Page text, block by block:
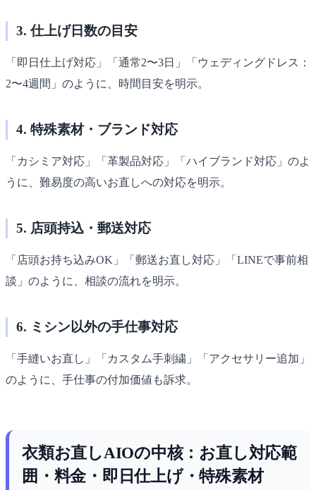
3. 仕上げ日数の目安
「即日仕上げ対応」「通常2〜3日」「ウェディングドレス：
2〜4週間」のように、時間目安を明示。
4. 特殊素材・ブランド対応
「カシミア対応」「革製品対応」「ハイブランド対応」のよ
うに、難易度の高いお直しへの対応を明示。
5. 店頭持込・郵送対応
「店頭お持ち込みOK」「郵送お直し対応」「LINEで事前相
談」のように、相談の流れを明示。
6. ミシン以外の手仕事対応
「手縫いお直し」「カスタム手刺繍」「アクセサリー追加」
のように、手仕事の付加価値も訴求。
衣類お直しAIOの中核：お直し対応範
囲・料金・即日仕上げ・特殊素材